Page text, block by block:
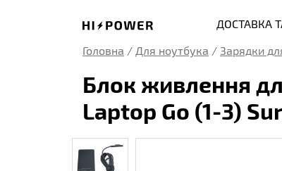
ДОСТАВКА
Головна / Для ноутбука / Зарядки
Блок живлення
Laptop Go (1-3)